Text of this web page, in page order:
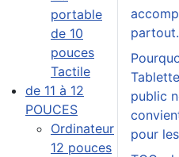
portable
de 10
pouces
Tactile
de 11 à 12
POUCES
Ordinateur
12 pouces
public
pour